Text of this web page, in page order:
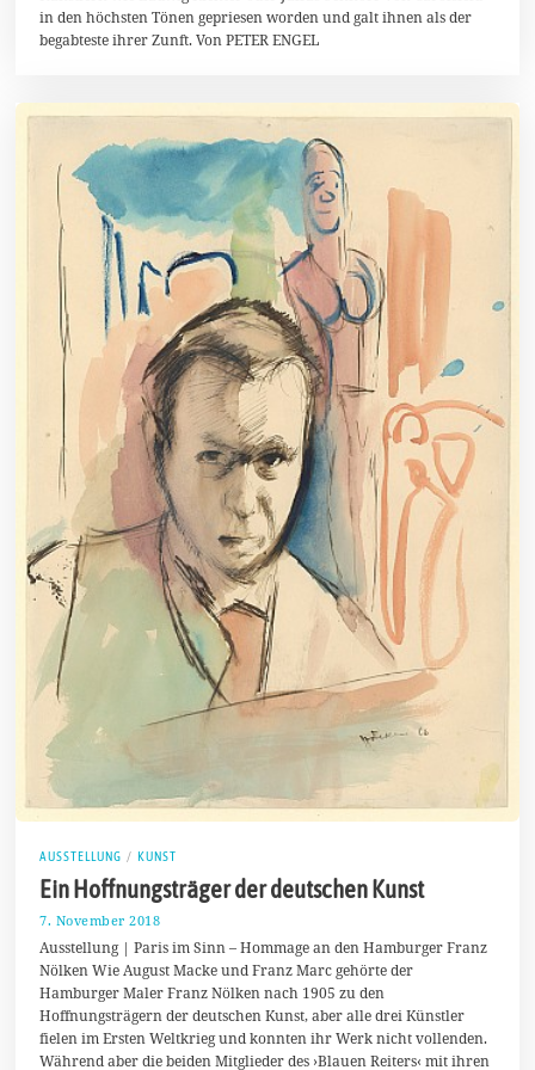
e
r
2
8
in den höchsten Tönen gepriesen worden und galt ihnen als der
begabteste ihrer Zunft. Von PETER ENGEL
AUSSTELLUNG / KUNST
Ein Hoffnungsträger der deutschen Kunst
7. November 2018
2
.
N
o
v
m
b
Ausstellung | Paris im Sinn – Hommage an den Hamburger Franz
Nölken Wie August Macke und Franz Marc gehörte der
Hamburger Maler Franz Nölken nach 1905 zu den
Hoffnungsträgern der deutschen Kunst, aber alle drei Künstler
fielen im Ersten Weltkrieg und konnten ihr Werk nicht vollenden.
Während aber die beiden Mitglieder des ›Blauen Reiters‹ mit ihren